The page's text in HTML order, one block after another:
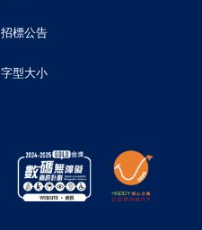
招標公告
字型大小